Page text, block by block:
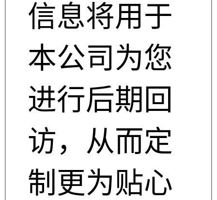
信息将用于
本公司为您
进行后期回
访，从而定
制更为贴心